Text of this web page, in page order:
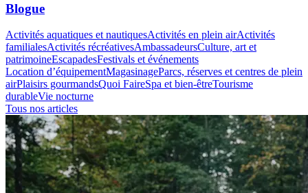
Blogue
Activités aquatiques et nautiquesActivités en plein airActivités
familialesActivités récréativesAmbassadeursCulture, art et
patrimoineEscapadesFestivals et événements
Location d’équipementMagasinageParcs, réserves et centres de plein
airPlaisirs gourmandsQuoi FaireSpa et bien-êtreTourisme
durableVie nocturne
Tous nos articles